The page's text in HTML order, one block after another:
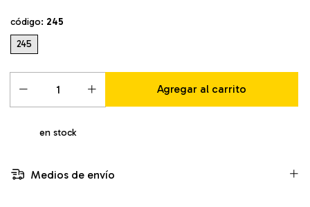
código: 245
245
en stock
Medios de envío